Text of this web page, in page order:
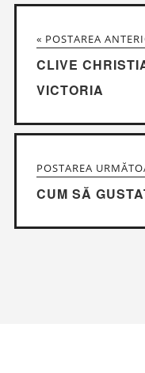
« POSTAREA
CLIVE
VICTORIA
POSTAREA
CUM SĂ